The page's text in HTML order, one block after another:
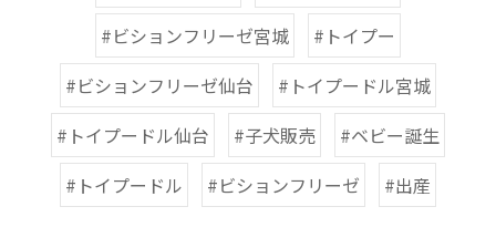
#ビションフリーゼ宮城
#トイプー
#ビションフリーゼ仙台
#トイプードル宮城
#トイプードル仙台
#子犬販売
#ベビー誕生
#トイプードル
#ビションフリーゼ #出産